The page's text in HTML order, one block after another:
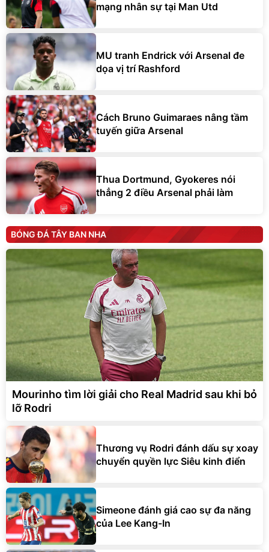
mạng nhân sự tại Man Utd
MU tranh Endrick với Arsenal đe
dọa vị trí Rashford
Cách Bruno Guimaraes nâng tầm
tuyến giữa Arsenal
Thua Dortmund, Gyokeres nói
thẳng 2 điều Arsenal phải làm
BÓNG ĐÁ TÂY BAN NHA
Mourinho tìm lời giải cho Real Madrid sau khi bỏ
lỡ Rodri
Thương vụ Rodri đánh dấu sự xoay
chuyển quyền lực Siêu kinh điển
Simeone đánh giá cao sự đa năng
của Lee Kang-In